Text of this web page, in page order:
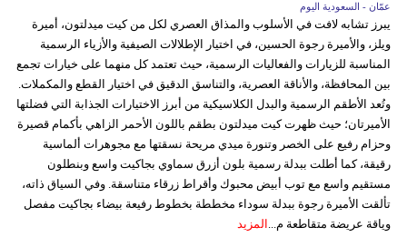
عمّان - السعودية اليوم
يبرز تشابه لافت في الأسلوب والمذاق العصري لكل من كيت ميدلتون، أميرة
ويلز، والأميرة رجوة الحسين، في اختيار الإطلالات الصيفية والأزياء الرسمية
المناسبة للزيارات والفعاليات الرسمية، حيث تعتمد كل منهما على خيارات تجمع
بين المحافظة، والأناقة العصرية، والتناسق الدقيق في اختيار القطع والمكملات.
وتُعد الأطقم الرسمية والبدل الكلاسيكية من أبرز الاختيارات الجذابة التي فضلتها
الأميرتان؛ حيث ظهرت كيت ميدلتون بطقم باللون الأحمر الزاهي بأكمام قصيرة
وحزام رفيع على الخصر وتنورة ميدي مريحة نسقتها مع مجوهرات ألماسية
رقيقة، كما أطلت ببدلة رسمية بلون أزرق سماوي بجاكيت واسع وبنطلون
مستقيم واسع مع توب أبيض محبوك وأقراط زرقاء متناسقة. وفي السياق ذاته،
تألقت الأميرة رجوة ببدلة سوداء مخططة بخطوط رفيعة بيضاء بجاكيت مفصل
وياقة عريضة متقاطعة م... المزيد